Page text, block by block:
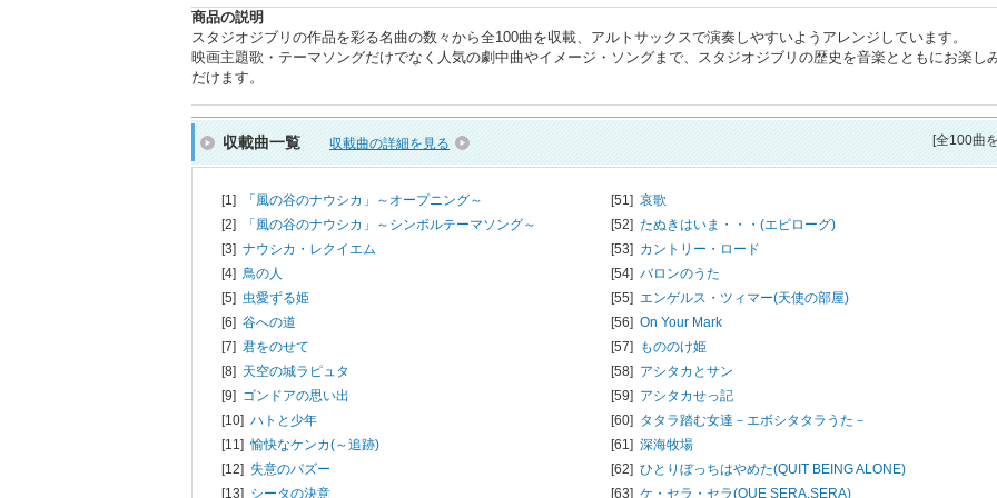
商品の説明
スタジオジブリの作品を彩る名曲の数々から全100曲を収載、アルトサックスで演奏しやすいようアレンジしています。
映画主題歌・テーマソングだけでなく人気の劇中曲やイメージ・ソングまで、スタジオジブリの歴史を音楽とともにお楽し
だけます。
収載曲一覧 収載曲の詳細を見る [全100曲
[1]
「風の谷のナウシカ」～オープニング～
[2]
「風の谷のナウシカ」～シンボルテーマソング～
[3] ナウシカ・レクイエム
[4] 鳥の人
[5] 虫愛ずる姫
[6] 谷への道
[7] 君をのせて
[8] 天空の城ラピュタ
[9] ゴンドアの思い出
[10] ハトと少年
[11]愉快なケンカ(～追跡)
[12] 失意のパズー
[13] シータの決意
[51] 哀歌
[52] たぬきはいま・・・(エピローグ)
[53] カントリー・ロード
[54] バロンのうた
[55] エンゲルス・ツィマー(天使の部屋)
[56] On Your Mark
[57] もののけ姫
[58] アシタカとサン
[59] アシタカせっ記
[60] タタラ踏む女達－エボシタタラうた－
[61] 深海牧場
[62] ひとりぼっちはやめた(QUIT BEING ALONE)
[63] ケ・セラ・セラ(QUE SERA,SERA)